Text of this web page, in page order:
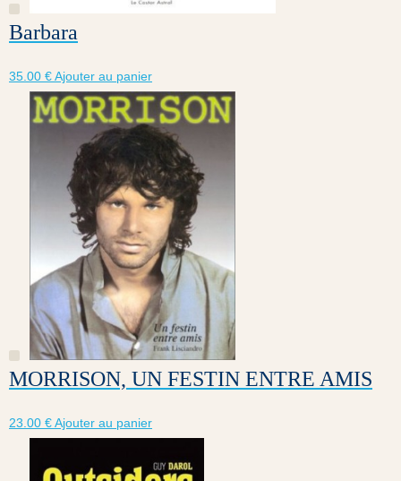
Barbara
35.00 €Ajouter au panier
MORRISON, UN FESTIN ENTRE AMIS
23.00 €Ajouter au panier